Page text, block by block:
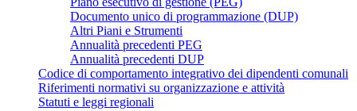
Documento unico di programmazione (DUP)
Altri Piani e Strumenti
Annualità precedenti PEG
Annualità precedenti DUP
Codice di comportamento integrativo dei dipendenti comunali
Riferimenti normativi su organizzazione e attività
Statuti e leggi regionali